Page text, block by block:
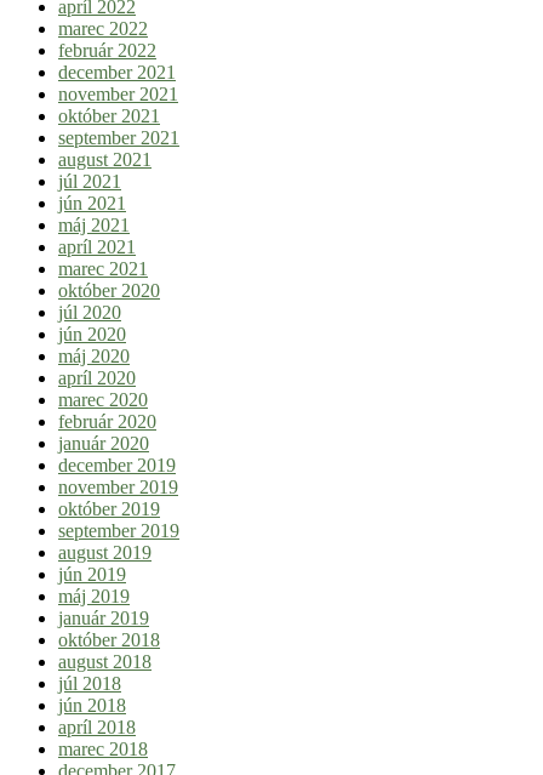
apríl 2022
marec 2022
február 2022
december 2021
november 2021
október 2021
september 2021
august 2021
júl 2021
jún 2021
máj 2021
apríl 2021
marec 2021
október 2020
júl 2020
jún 2020
máj 2020
apríl 2020
marec 2020
február 2020
január 2020
december 2019
november 2019
október 2019
september 2019
august 2019
jún 2019
máj 2019
január 2019
október 2018
august 2018
júl 2018
jún 2018
apríl 2018
marec 2018
december 2017